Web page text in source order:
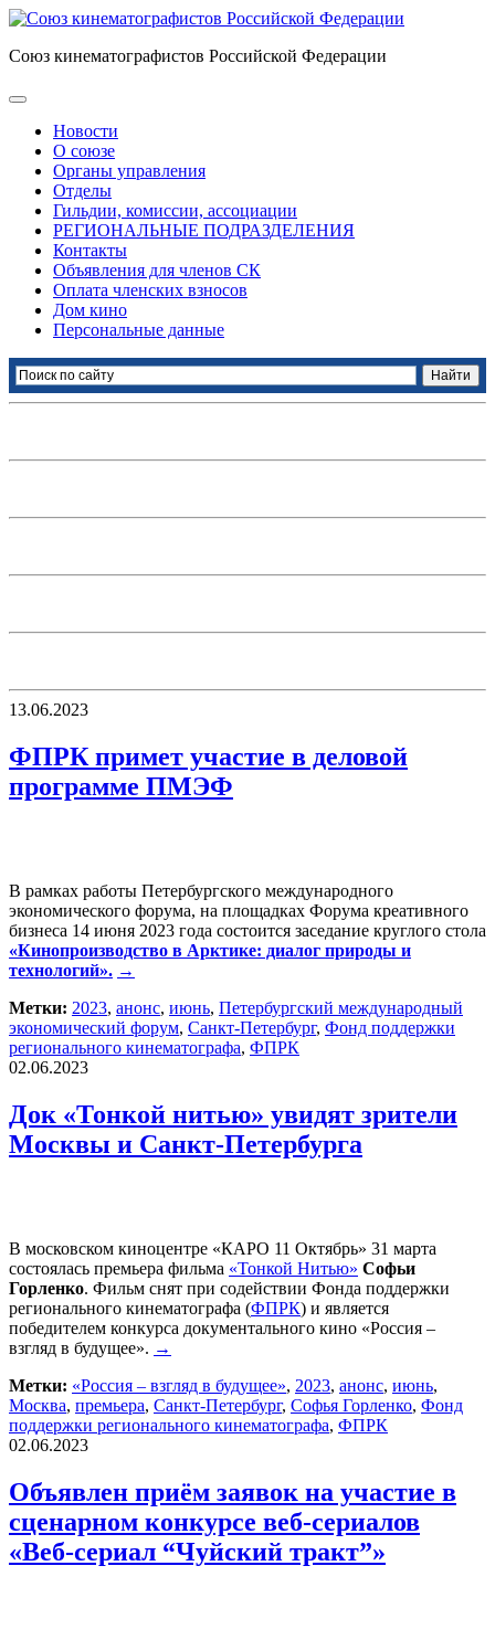
Союз кинематографистов Российской Федерации
Новости
О союзе
Органы управления
Отделы
Гильдии, комиссии, ассоциации
РЕГИОНАЛЬНЫЕ ПОДРАЗДЕЛЕНИЯ
Контакты
Объявления для членов СК
Оплата членских взносов
Дом кино
Персональные данные
13.06.2023
ФПРК примет участие в деловой
программе ПМЭФ
В рамках работы Петербургского международного
экономического форума, на площадках Форума креативного
бизнеса 14 июня 2023 года состоится заседание круглого стола
«Кинопроизводство в Арктике: диалог природы и
технологий». →
Метки: 2023, анонс, июнь, Петербургский международный
экономический форум, Санкт-Петербург, Фонд поддержки
регионального кинематографа, ФПРК
02.06.2023
Док «Тонкой нитью» увидят зрители
Москвы и Санкт-Петербурга
В московском киноцентре «КАРО 11 Октябрь» 31 марта
состоялась премьера фильма «Тонкой Нитью» Софьи
Горленко. Фильм снят при содействии Фонда поддержки
регионального кинематографа (ФПРК) и является
победителем конкурса документального кино «Россия –
взгляд в будущее». →
Метки: «Россия – взгляд в будущее», 2023, анонс, июнь,
Москва, премьера, Санкт-Петербург, Софья Горленко, Фонд
поддержки регионального кинематографа, ФПРК
02.06.2023
Объявлен приём заявок на участие в
сценарном конкурсе веб-сериалов
«Веб-сериал “Чуйский тракт”»